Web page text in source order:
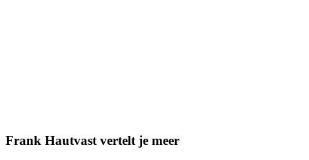
Frank Hautvast vertelt je meer